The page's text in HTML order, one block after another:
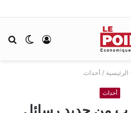
الوضع تسجيل
الرئيسية / أحداث
أحداث